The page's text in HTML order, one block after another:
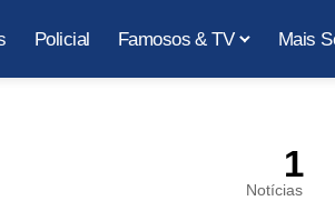
Policial Famosos & TV Mais
1
Notícias